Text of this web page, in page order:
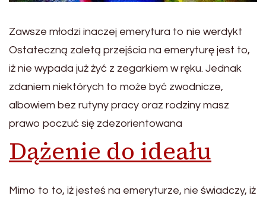
Zawsze młodzi inaczej emerytura to nie werdykt
Ostateczną zaletą przejścia na emeryturę jest to,
iż nie wypada już żyć z zegarkiem w ręku. Jednak
zdaniem niektórych to może być zwodnicze,
albowiem bez rutyny pracy oraz rodziny masz
prawo poczuć się zdezorientowana
Dążenie do ideału
Mimo to to, iż jesteś na emeryturze, nie świadczy, iż